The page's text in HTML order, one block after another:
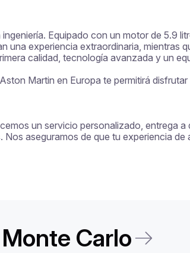
Equipado con un motor de 5.9
experiencia extraordinaria, mientras
calidad, tecnología avanzada y un
Martin en Europa te permitirá
un servicio personalizado, entrega
aseguramos de que tu experiencia de
Carlo